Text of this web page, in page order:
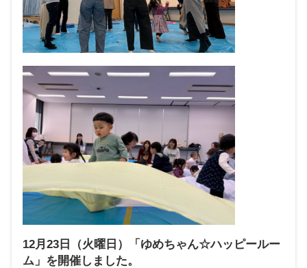
12月23日（火曜日）「ゆめちゃん☆ハッピールー
ム」を開催しました。